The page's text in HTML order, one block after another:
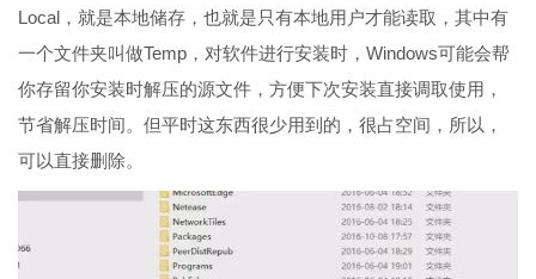
Local，就是本地储存，也就是只有本地用户才能读取，其中有
一个文件夹叫做Temp，对软件进行安装时，Windows可能会帮
你存留你安装时解压的源文件，方便下次安装直接调取使用，
节省解压时间。但平时这东西很少用到的，很占空间，所以，
可以直接删除。